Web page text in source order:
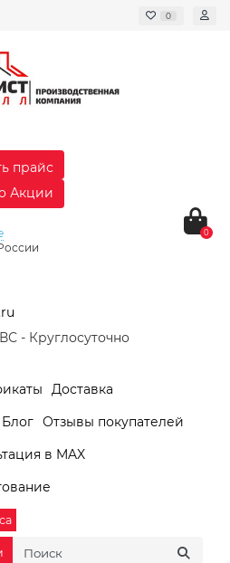
0
прайс
Акции
- Круглосуточно
0
Доставка
Блог Отзывы покупателей
в MAX